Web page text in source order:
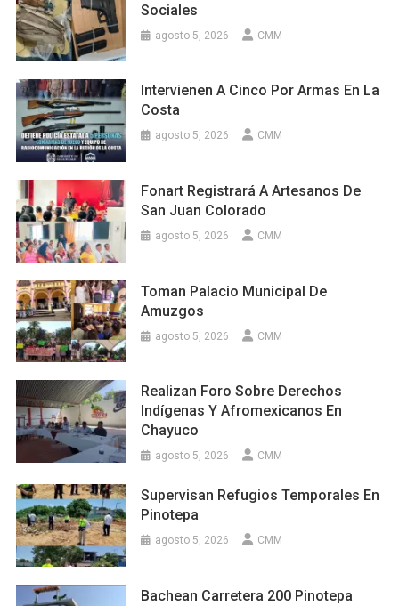
Sociales
agosto 5, 2026 CMM
Intervienen A Cinco Por Armas En La
Costa
agosto 5, 2026 CMM
Fonart Registrará A Artesanos De
San Juan Colorado
agosto 5, 2026 CMM
Toman Palacio Municipal De
Amuzgos
agosto 5, 2026 CMM
Realizan Foro Sobre Derechos
Indígenas Y Afromexicanos En
Chayuco
agosto 5, 2026 CMM
Supervisan Refugios Temporales En
Pinotepa
agosto 5, 2026 CMM
Bachean Carretera 200 Pinotepa